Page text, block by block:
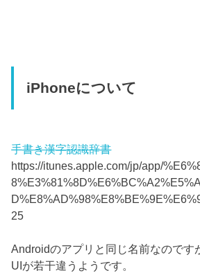
iPhoneについて
手書き漢字認識辞書
https://itunes.apple.com/jp/app/
25
Androidのアプリと同じ名前なのです
UIが若干違うようです。